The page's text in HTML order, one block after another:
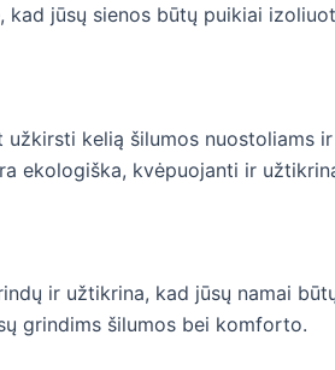
jūsų sienos būtų puikiai
kelią šilumos nuostoliams
ekologiška, kvėpuojanti ir
ir užtikrina, kad jūsų namai
grindims šilumos bei komforto.